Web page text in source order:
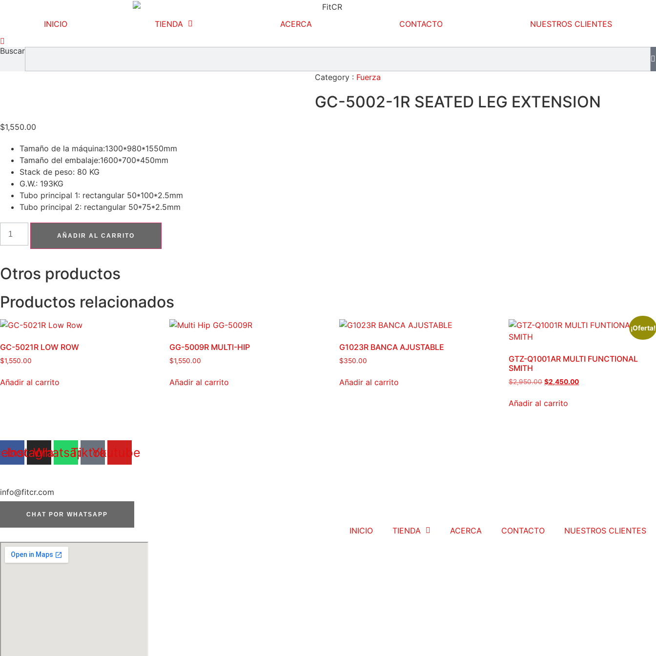
al
contenido
INICIO TIENDA ACERCA CONTACTO NUESTROS CLIENTES
Buscar
Category : Fuerza
GC-5002-1R SEATED LEG EXTENSION
$1,550.00
Tamaño de la máquina:1300*980*1550mm
Tamaño del embalaje:1600*700*450mm
Stack de peso: 80 KG
G.W.: 193KG
Tubo principal 1: rectangular 50*100*2.5mm
Tubo principal 2: rectangular 50*75*2.5mm
GC-
5002-
cantidad
AÑADIR AL CARRITO
Otros productos
Productos relacionados
GC-5021R LOW ROW
$1,550.00
Añadir al carrito
GG-5009R MULTI-HIP
$1,550.00
Añadir al carrito
G1023R BANCA AJUSTABLE
$350.00
Añadir al carrito
¡Oferta!
GTZ-Q1001AR MULTI FUNCTIONAL
SMITH
$2,950.00 El
original
$2,450.00El
Añadir al carrito
Instagram
Whatsapp
TiktokYoutube
info@fitcr.com
CHAT POR WHATSAPP
INICIO TIENDA ACERCA CONTACTO NUESTROS CLIENTES